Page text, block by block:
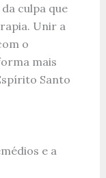
culpa que
Unir a
o
mais
Santo
e a